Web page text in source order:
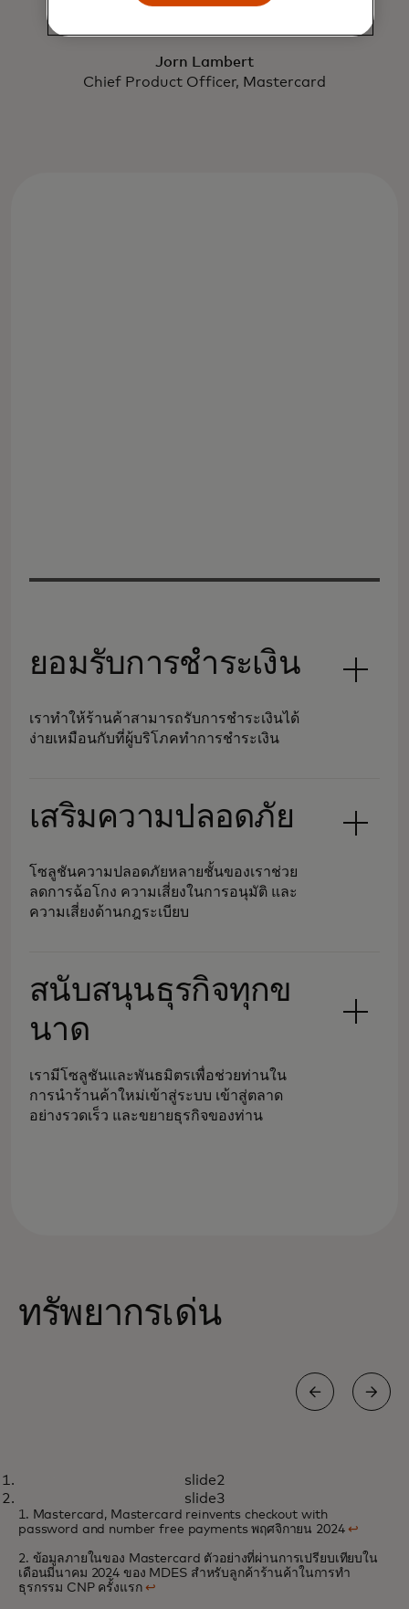
Jorn Lambert
Chief Product Officer, Mastercard
ปกป้อง เพื่อให้คุณสามารถเข้าถึงตลาดและ
ลูกค้าใหม่ๆ ด้วยรูปแบบการชําระเงินที่มาก
ขึ้นสําหรับความต้องการที่เปลี่ยนแปลงไป
ยอมรับการชำระเงิน
เราทำให้ร้านค้าสามารถรับการชำระเงินได้
ง่ายเหมือนกับที่ผู้บริโภคทำการชำระเงิน
เสริมความปลอดภัย
โซลูชันความปลอดภัยหลายชั้นของเราช่วย
ลดการฉ้อโกง ความเสี่ยงในการอนุมัติ และ
ความเสี่ยงด้านกฎระเบียบ
สนับสนุนธุรกิจทุกข
นาด
เรามีโซลูชันและพันธมิตรเพื่อช่วยท่านใน
การนำร้านค้าใหม่เข้าสู่ระบบ เข้าสู่ตลาด
อย่างรวดเร็ว และขยายธุรกิจของท่าน
ทรัพยากรเด่น
ร้านค้าออนไลน์มองหาเทคโนโลยี
คลิกเดียวเพื่อมอบประสบการณ์การ
ชำระเงินที่ราบรื่น
opens in a new tab
slide2
slide3
1. Mastercard, Mastercard reinvents checkout with
password and number free payments พฤศจิกายน 2024↩
2. ข้อมูลภายในของ Mastercard ตัวอย่างที่ผ่านการเปรียบเทียบใน
เดือนมีนาคม 2024 ของ MDES สำหรับลูกค้าร้านค้าในการทำ
ธุรกรรม CNP ครั้งแรก↩